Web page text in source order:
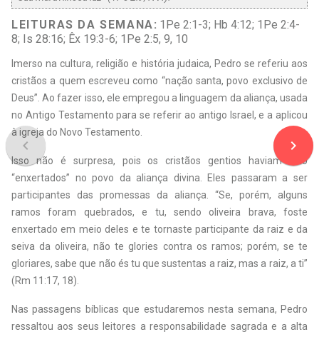
navigate_before
LEITURAS DA SEMANA: 1Pe 2:1-3; Hb 4:12; 1Pe 2:4-
8; Is 28:16; Êx 19:3-6; 1Pe 2:5, 9, 10
Imerso na cultura, religião e história judaica, Pedro se referiu aos
cristãos a quem escreveu como “nação santa, povo exclusivo de
Deus”. Ao fazer isso, ele empregou a linguagem da aliança, usada
no Antigo Testamento para se referir ao antigo Israel, e a aplicou
à igreja do Novo Testamento.
Isso não é surpresa, pois os cristãos gentios haviam sido
“enxertados” no povo da aliança divina. Eles passaram a ser
participantes das promessas da aliança. “Se, porém, alguns
ramos foram quebrados, e tu, sendo oliveira brava, foste
enxertado em meio deles e te tornaste participante da raiz e da
seiva da oliveira, não te glories contra os ramos; porém, se te
gloriares, sabe que não és tu que sustentas a raiz, mas a raiz, a ti”
(Rm 11:17, 18).
Nas passagens bíblicas que estudaremos nesta semana, Pedro
ressaltou aos seus leitores a responsabilidade sagrada e a alta
navigate_next